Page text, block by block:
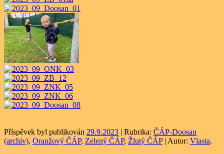
Příspěvek byl publikován 29.9.2023 | Rubrika: ČÁP-Doosan
(archiv), Oranžový ČÁP, Zelený ČÁP, Žlutý ČÁP| Autor: Vlasta.